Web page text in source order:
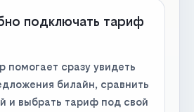
подключать тариф
помогает сразу увидеть
билайн, сравнить
и выбрать тариф под свой